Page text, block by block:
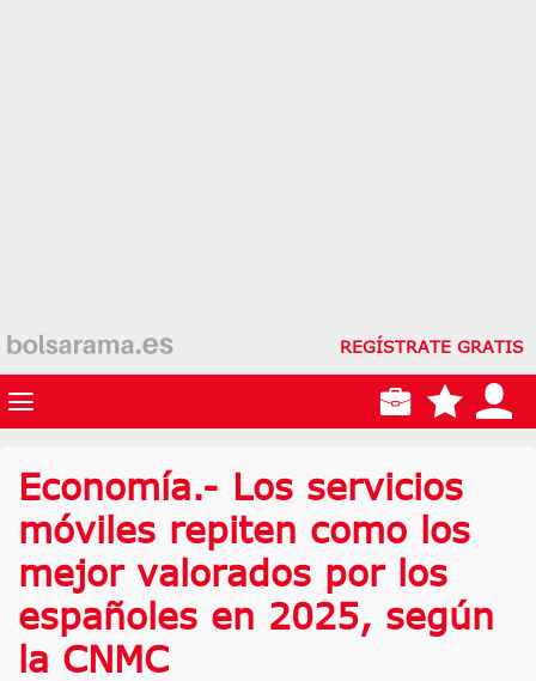
REGÍSTRATE GRATIS
Economía.- Los servicios
móviles repiten como los
mejor valorados por los
españoles en 2025, según
la CNMC